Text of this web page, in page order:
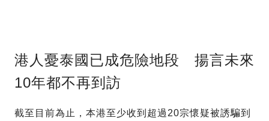
港人憂泰國已成危險地段 揚言未來
10年都不再到訪
截至目前為止，本港至少收到超過20宗懷疑被誘騙到